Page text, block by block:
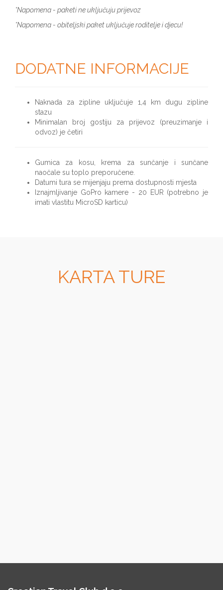
*Napomena - paketi ne uključuju prijevoz
*Napomena - obiteljski paket uključuje roditelje i djecu!
DODATNE INFORMACIJE
Naknada za zipline uključuje 1,4 km dugu zipline
stazu
Minimalan broj gostiju za prijevoz (preuzimanje i
odvoz) je četiri
Gumica za kosu, krema za sunčanje i sunčane
naočale su toplo preporučene.
Datumi tura se mijenjaju prema dostupnosti mjesta
Iznajmljivanje GoPro kamere - 20 EUR (potrebno je
imati vlastitu MicroSD karticu)
KARTA TURE